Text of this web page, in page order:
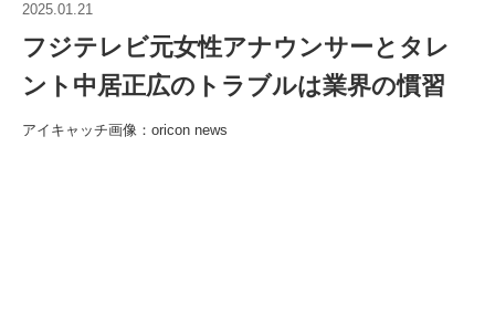
2025.01.21
フジテレビ元女性アナウンサーとタレ
ント中居正広のトラブルは業界の慣習
アイキャッチ画像：oricon news